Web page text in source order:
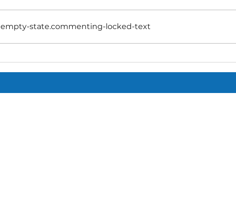
Останній дзвоник 2026
empty-state.commenting-locked-text